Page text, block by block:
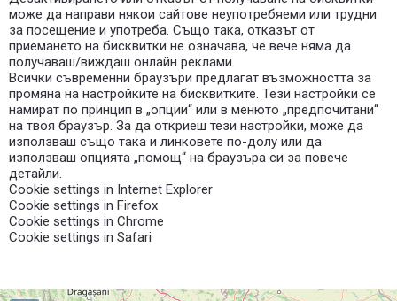
може да направи някои сайтове неупотребяеми или трудни
за посещение и употреба. Също така, отказът от
приемането на бисквитки не означава, че вече няма да
получаваш/виждаш онлайн реклами.
Всички съвременни браузъри предлагат възможността за
промяна на настройките на бисквитките. Тези настройки се
намират по принцип в „опции“ или в менюто „предпочитани“
на твоя браузър. За да откриеш тези настройки, може да
използваш също така и линковете по-долу или да
използваш опцията „помощ“ на браузъра си за повече
детайли.
Cookie settings in Internet Explorer
Cookie settings in Firefox
Cookie settings in Chrome
Cookie settings in Safari